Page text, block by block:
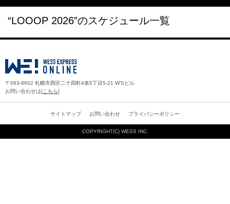
“LOOOP 2026”のスケジュール一覧
〒063-8602 札幌市西区二十四軒4条5丁目5-21 W'Sビル
お問い合わせは[こちら]
サイトマップ お問い合わせ プライバシーポリシー
COPYRIGHT(C) WESS INC.